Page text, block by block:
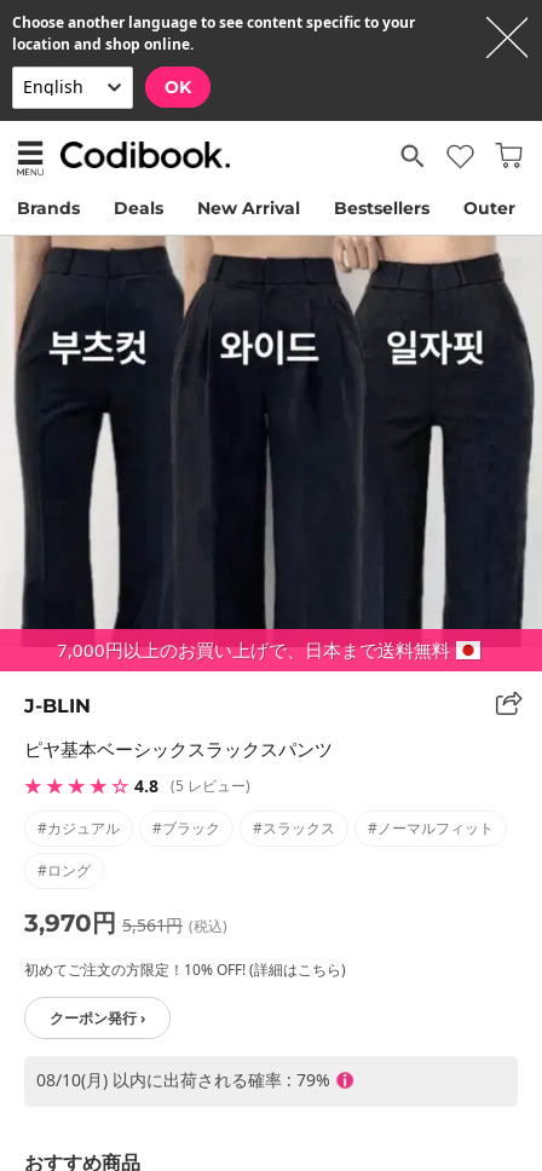
Choose another language to see content specific to your
location and shop online.
OK
Brands Deals New Arrival Bestsellers Outer
7,000円以上のお買い上げで、日本まで送料無料
J-BLIN
ピヤ基本ベーシックスラックスパンツ
★ ★ ★ ★ ☆ 4.8 (5 レビュー)
#カジュアル #ブラック #スラックス #ノーマルフィット
#ロング
3,970円 5,561円 (税込)
初めてご注文の方限定！10% OFF! (詳細はこちら)
クーポン発行 ›
08/10(月) 以内に出荷される確率 : 79%
おすすめ商品